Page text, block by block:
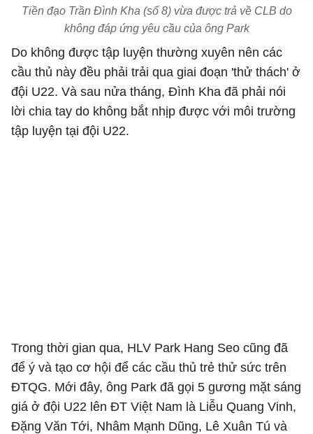
Tiền đạo Trần Đình Kha (số 8) vừa được trả về CLB do
không đáp ứng yêu cầu của ông Park
Do không được tập luyện thường xuyên nên các
cầu thủ này đều phải trải qua giai đoạn 'thử thách' ở
đội U22. Và sau nửa tháng, Đình Kha đã phải nói
lời chia tay do không bắt nhịp được với môi trường
tập luyện tại đội U22.
Trong thời gian qua, HLV Park Hang Seo cũng đã
để ý và tạo cơ hội để các cầu thủ trẻ thử sức trên
ĐTQG. Mới đây, ông Park đã gọi 5 gương mặt sáng
giá ở đội U22 lên ĐT Việt Nam là Liễu Quang Vinh,
Đặng Văn Tới, Nhâm Mạnh Dũng, Lê Xuân Tú và